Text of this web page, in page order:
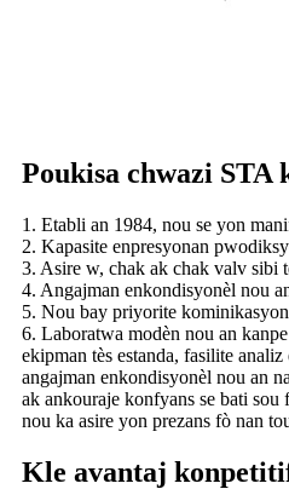
Poukisa chwazi STA
1. Etabli an 1984, nou se yon
2. Kapasite enpresyonan
3. Asire w, chak ak chak valv sibi
4. Angajman enkondisyonèl nou
5. Nou bay priyorite
6. Laboratwa modèn nou an
ekipman tès estanda, fasilite
angajman enkondisyonèl nou an
ak ankouraje konfyans se bati sou
nou ka asire yon prezans fò nan
Kle avantaj